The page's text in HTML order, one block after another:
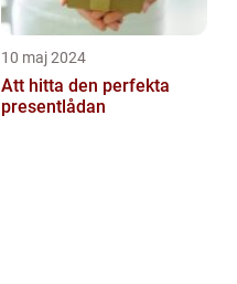
10 maj 2024
Att hitta den perfekta
presentlådan